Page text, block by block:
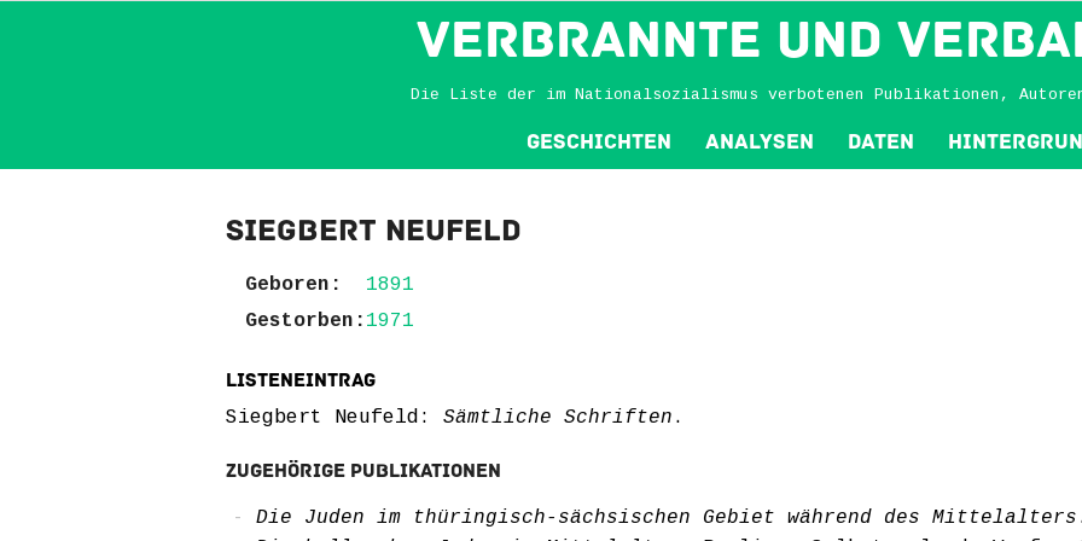
VERBRANNTE und
Die Liste der im Nationalsozialismus verbotenen Publikationen,
Geschichten Analysen Daten
Siegbert Neufeld
Geboren:
1891
Gestorben: 1971
Listeneintrag
Siegbert Neufeld: Sämtliche Schriften .
Zugehörige Publikationen
Die Juden im thüringisch-sächsischen Gebiet während des Mittelalters